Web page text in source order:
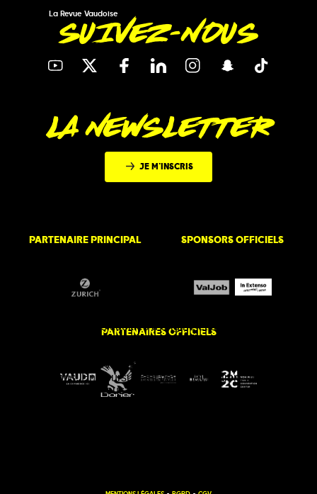
La Revue Vaudoise
SUIVEZ-NOUS
LA NEWSLETTER
JE M'INSCRIS
PARTENAIRE PRINCIPAL SPONSORS OFFICIELS
PARTENAIRES OFFICIELS
Nous utilisons des cookies d’origine et des cookies tiers.
Ces cookies sont destinés à vous offrir une navigation
son utilisation, en vue de l’amélioration des services que
nous offrons. En poursuivant votre navigation, nous
considérons que vous acceptez l’usage des cookies.